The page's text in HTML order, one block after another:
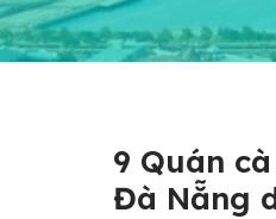
9 Quán
Đà Nẵng